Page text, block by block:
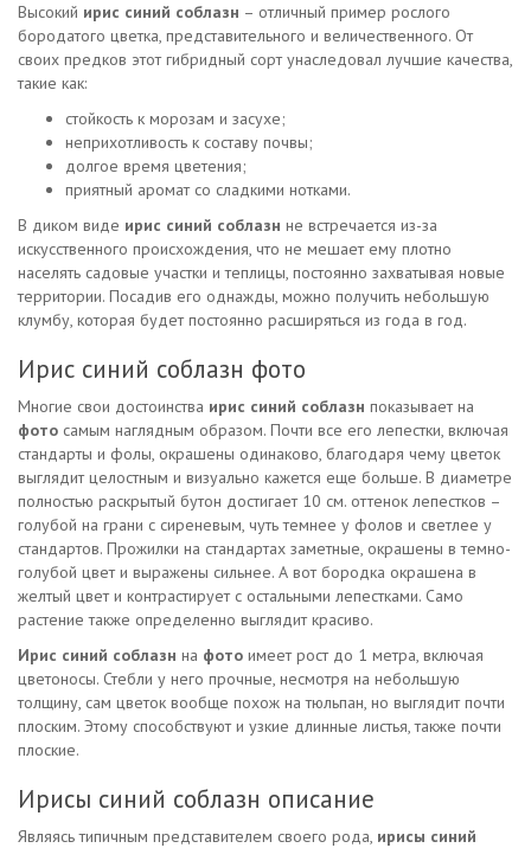
Высокий ирис синий соблазн – отличный пример рослого
бородатого цветка, представительного и величественного. От
своих предков этот гибридный сорт унаследовал лучшие качества,
такие как:
стойкость к морозам и засухе;
неприхотливость к составу почвы;
долгое время цветения;
приятный аромат со сладкими нотками.
В диком виде ирис синий соблазн не встречается из-за
искусственного происхождения, что не мешает ему плотно
населять садовые участки и теплицы, постоянно захватывая новые
территории. Посадив его однажды, можно получить небольшую
клумбу, которая будет постоянно расширяться из года в год.
Ирис синий соблазн фото
Многие свои достоинства ирис синий соблазн показывает на
фото самым наглядным образом. Почти все его лепестки, включая
стандарты и фолы, окрашены одинаково, благодаря чему цветок
выглядит целостным и визуально кажется еще больше. В диаметре
полностью раскрытый бутон достигает 10 см. оттенок лепестков –
голубой на грани с сиреневым, чуть темнее у фолов и светлее у
стандартов. Прожилки на стандартах заметные, окрашены в темно-
голубой цвет и выражены сильнее. А вот бородка окрашена в
желтый цвет и контрастирует с остальными лепестками. Само
растение также определенно выглядит красиво.
Ирис синий соблазн на фото имеет рост до 1 метра, включая
цветоносы. Стебли у него прочные, несмотря на небольшую
толщину, сам цветок вообще похож на тюльпан, но выглядит почти
плоским. Этому способствуют и узкие длинные листья, также почти
плоские.
Ирисы синий соблазн описание
Являясь типичным представителем своего рода, ирисы синий